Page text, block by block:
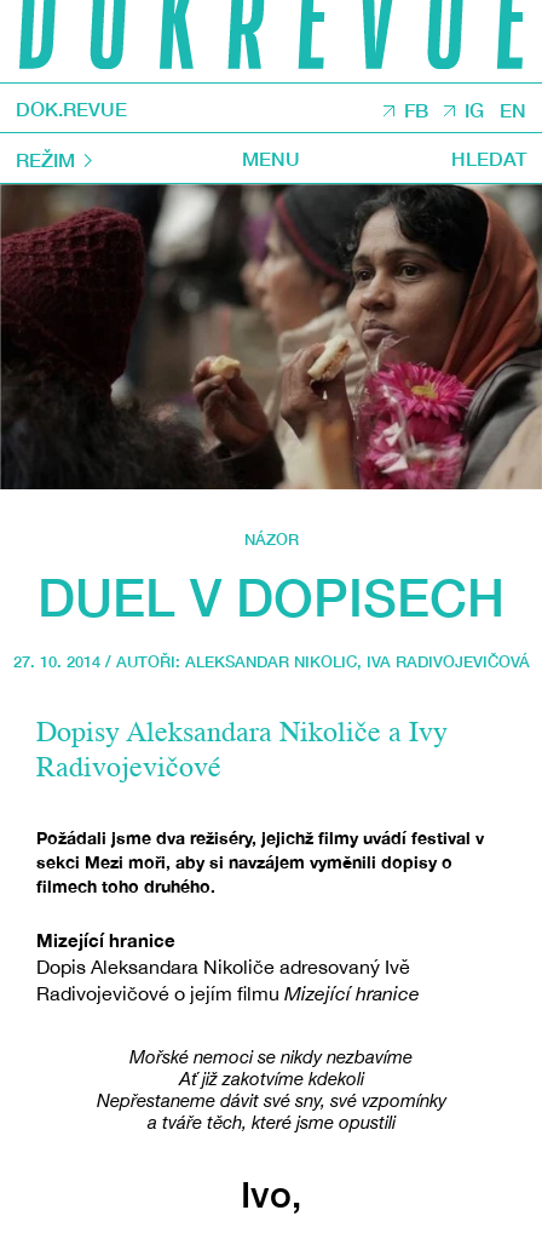
DOK.REVUE FB IG EN
REŽIM MENU HLEDAT
NÁZOR
DUEL V DOPISECH
27. 10. 2014 / AUTOŘI: ALEKSANDAR NIKOLIC, IVA RADIVOJEVIČOVÁ
Dopisy Aleksandara Nikoliče a Ivy
Radivojevičové
Požádali jsme dva režiséry, jejichž filmy uvádí festival v
sekci Mezi moři, aby si navzájem vyměnili dopisy o
filmech toho druhého.
Mizející hranice
Dopis Aleksandara Nikoliče adresovaný Ivě
Radivojevičové o jejím filmu Mizející hranice
Mořské nemoci se nikdy nezbavíme
Ať již zakotvíme kdekoli
Nepřestaneme dávit své sny, své vzpomínky
a tváře těch, které jsme opustili
Ivo,